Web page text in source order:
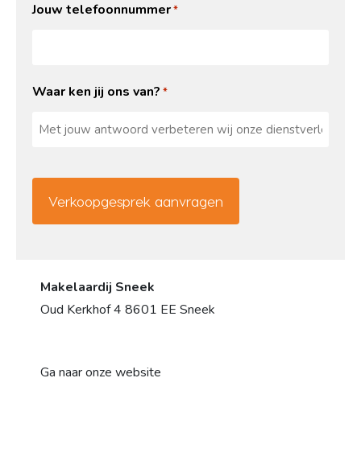
Jouw telefoonnummer*
Waar ken jij ons van? *
Makelaardij Sneek
Oud Kerkhof 4 8601 EE Sneek
Ga naar onze website